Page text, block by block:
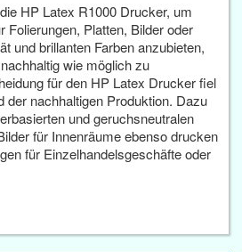
HP Latex R1000 Drucker, um
Folierungen, Platten, Bilder oder
und brillanten Farben anzubieten,
wie möglich zu
für den HP Latex Drucker fiel
der nachhaltigen Produktion. Dazu
und geruchsneutralen
für Innenräume ebenso drucken
für Einzelhandelsgeschäfte oder